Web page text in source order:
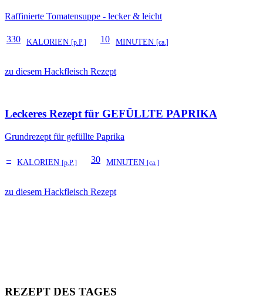
Raffinierte Tomatensuppe - lecker & leicht
330 KALORIEN [p.P.] 10 MINUTEN [ca.]
zu diesem Hackfleisch Rezept
Leckeres Rezept für GEFÜLLTE PAPRIKA
Grundrezept für gefüllte Paprika
– KALORIEN [p.P.] 30 MINUTEN [ca.]
zu diesem Hackfleisch Rezept
REZEPT DES TAGES